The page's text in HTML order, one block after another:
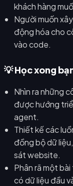
khách hàng
Người muốn
động hóa cho
vào code.
💡 Học xong
Nhìn ra những
được hướng
agent.
Thiết kế các
đồng bộ dữ
sát website.
Phân rã một
có dữ liệu đầu